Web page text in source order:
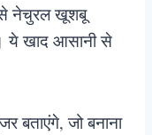
से नेचुरल खूशबू
ये खाद आसानी से
बताएंगे, जो बनाना